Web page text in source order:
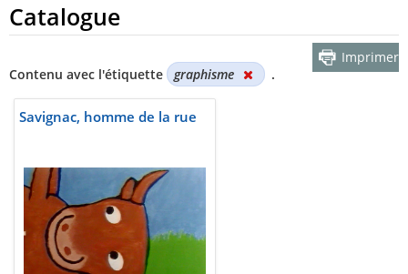
Catalogue
Contenu avec l'étiquette graphisme .
Imprimer
Savignac, homme de la rue